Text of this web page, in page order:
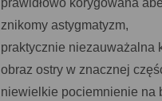
prawidłowo korygowana
znikomy astygmatyzm,
praktycznie niezauważalna
obraz ostry w znacznej
niewielkie pociemnienie na